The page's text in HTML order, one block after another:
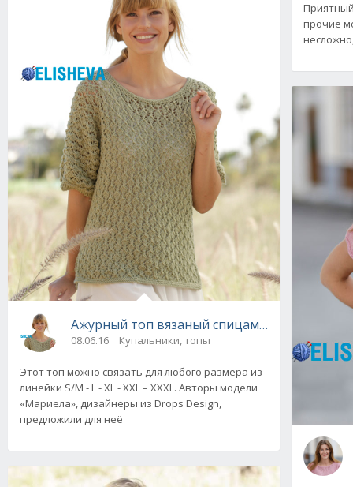
Ажурный топ вязаный спицами от Drops
08.06.16 Купальники, топы
Этот топ можно связать для любого размера из
линейки S/M - L - XL - XXL – XXXL. Авторы модели
«Мариела», дизайнеры из Drops Design,
предложили для неё
прочие